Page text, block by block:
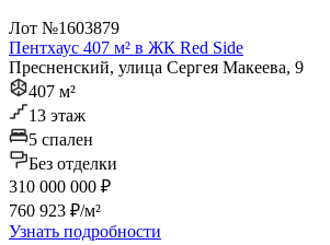
Лот №1603879
Пентхаус 407 м² в ЖК Red Side
Пресненский, улица Сергея Макеева, 9
407 м²
13 этаж
5 спален
Без отделки
310 000 000 ₽
760 923 ₽/м²
Узнать подробности